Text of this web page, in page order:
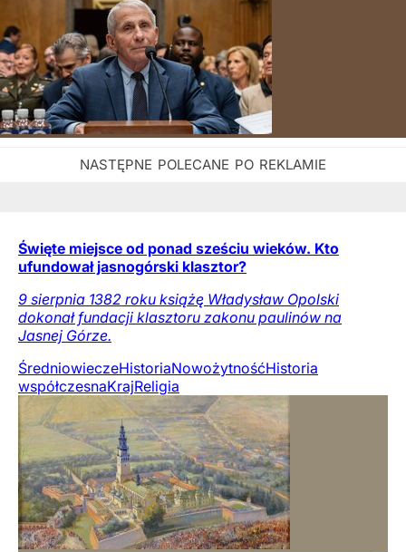
Święte miejsce od ponad sześciu wieków. Kto
ufundował jasnogórski klasztor?
9 sierpnia 1382 roku książę Władysław Opolski
dokonał fundacji klasztoru zakonu paulinów na
Jasnej Górze.
ŚredniowieczeHistoriaNowożytnośćHistoria
współczesnaKrajReligia